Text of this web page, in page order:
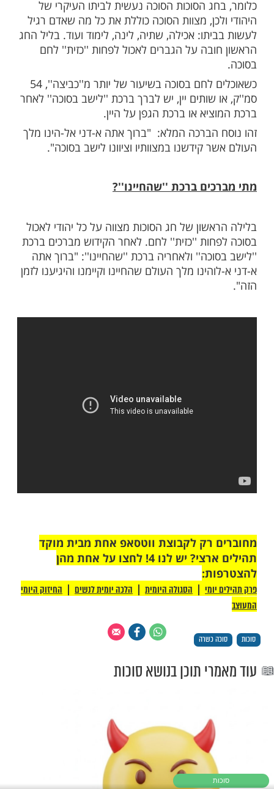
סוכה
לבנות רק מי שמחוייב במצוות סוכה, נער
13 ומעלה. את דפנות הסוכה יכולים גם ילדים
את הסכך שהוא גמר הסוכה - יניח יהודי בוגר
13 ומעלה. אישה אינה יכולה לבנות סוכה או להניח
שאינה חייבת במצוות סוכה ולכן לא יכולה
חובה את הגברים החייבים בסוכה.
מן התורה לדור בסוכה, כמו בבית כמאמר
תשבו שבעת ימים'' - תשבו כעין תדורו.
הסוכות הסוכה נעשית לביתו העיקרי של
יין, יש לברך ברכת ''לישב בסוכה'' לאחר
של חג הסוכות מצווה על כל יהודי לאכול
''כזית'' לחם. לאחר הקידוש מברכים ברכת
ולאחריה ברכת ''שהחיינו'': "ברוך אתה
מלך העולם שהחיינו וקיימנו והיגיענו לזמן